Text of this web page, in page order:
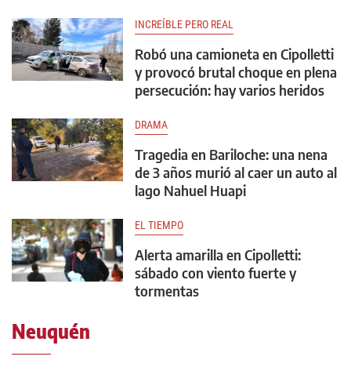
INCREÍBLE PERO REAL
Robó una camioneta en Cipolletti
y provocó brutal choque en plena
persecución: hay varios heridos
DRAMA
Tragedia en Bariloche: una nena
de 3 años murió al caer un auto al
lago Nahuel Huapi
EL TIEMPO
Alerta amarilla en Cipolletti:
sábado con viento fuerte y
tormentas
Neuquén